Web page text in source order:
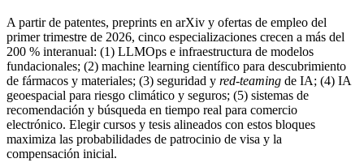
A partir de patentes, preprints en arXiv y ofertas de empleo del
primer trimestre de 2026, cinco especializaciones crecen a más del
200 % interanual: (1) LLMOps e infraestructura de modelos
fundacionales; (2) machine learning científico para descubrimiento
de fármacos y materiales; (3) seguridad y red‑teaming de IA; (4) IA
geoespacial para riesgo climático y seguros; (5) sistemas de
recomendación y búsqueda en tiempo real para comercio
electrónico. Elegir cursos y tesis alineados con estos bloques
maximiza las probabilidades de patrocinio de visa y la
compensación inicial.